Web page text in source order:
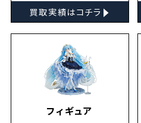
買取実績はコチラ ▸
フィギュア